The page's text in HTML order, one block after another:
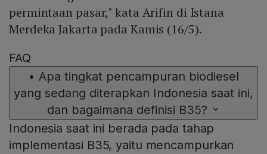
permintaan pasar," kata Arifin di Istana
Merdeka Jakarta pada Kamis (16/5).
FAQ
• Apa tingkat pencampuran biodiesel
yang sedang diterapkan Indonesia saat ini,
dan bagaimana definisi B35?
Indonesia saat ini berada pada tahap
implementasi B35, yaitu mencampurkan